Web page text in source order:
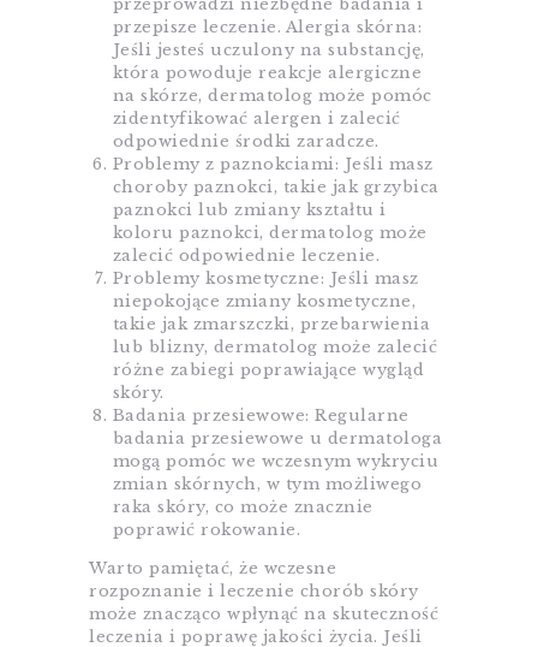
przeprowadzi niezbędne badania i
przepisze leczenie. Alergia skórna:
Jeśli jesteś uczulony na substancję,
która powoduje reakcje alergiczne
na skórze, dermatolog może pomóc
zidentyfikować alergen i zalecić
odpowiednie środki zaradcze.
Problemy z paznokciami: Jeśli masz
choroby paznokci, takie jak grzybica
paznokci lub zmiany kształtu i
koloru paznokci, dermatolog może
zalecić odpowiednie leczenie.
Problemy kosmetyczne: Jeśli masz
niepokojące zmiany kosmetyczne,
takie jak zmarszczki, przebarwienia
lub blizny, dermatolog może zalecić
różne zabiegi poprawiające wygląd
skóry.
Badania przesiewowe: Regularne
badania przesiewowe u dermatologa
mogą pomóc we wczesnym wykryciu
zmian skórnych, w tym możliwego
raka skóry, co może znacznie
poprawić rokowanie.
Warto pamiętać, że wczesne
rozpoznanie i leczenie chorób skóry
może znacząco wpłynąć na skuteczność
leczenia i poprawę jakości życia. Jeśli